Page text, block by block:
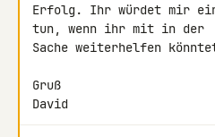
Erfolg. Ihr würdet mir
tun, wenn ihr mit in der
Sache weiterhelfen
Gruß
David